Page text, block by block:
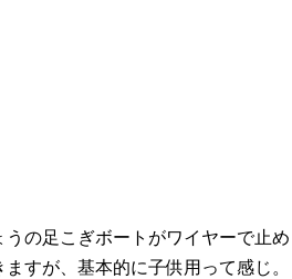
うの足こぎボートがワイヤーで止
すが、基本的に子供用って感じ。